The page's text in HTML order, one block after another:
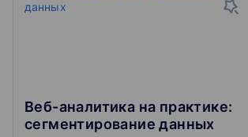
Веб-аналитика на практике:
сегментирование данных